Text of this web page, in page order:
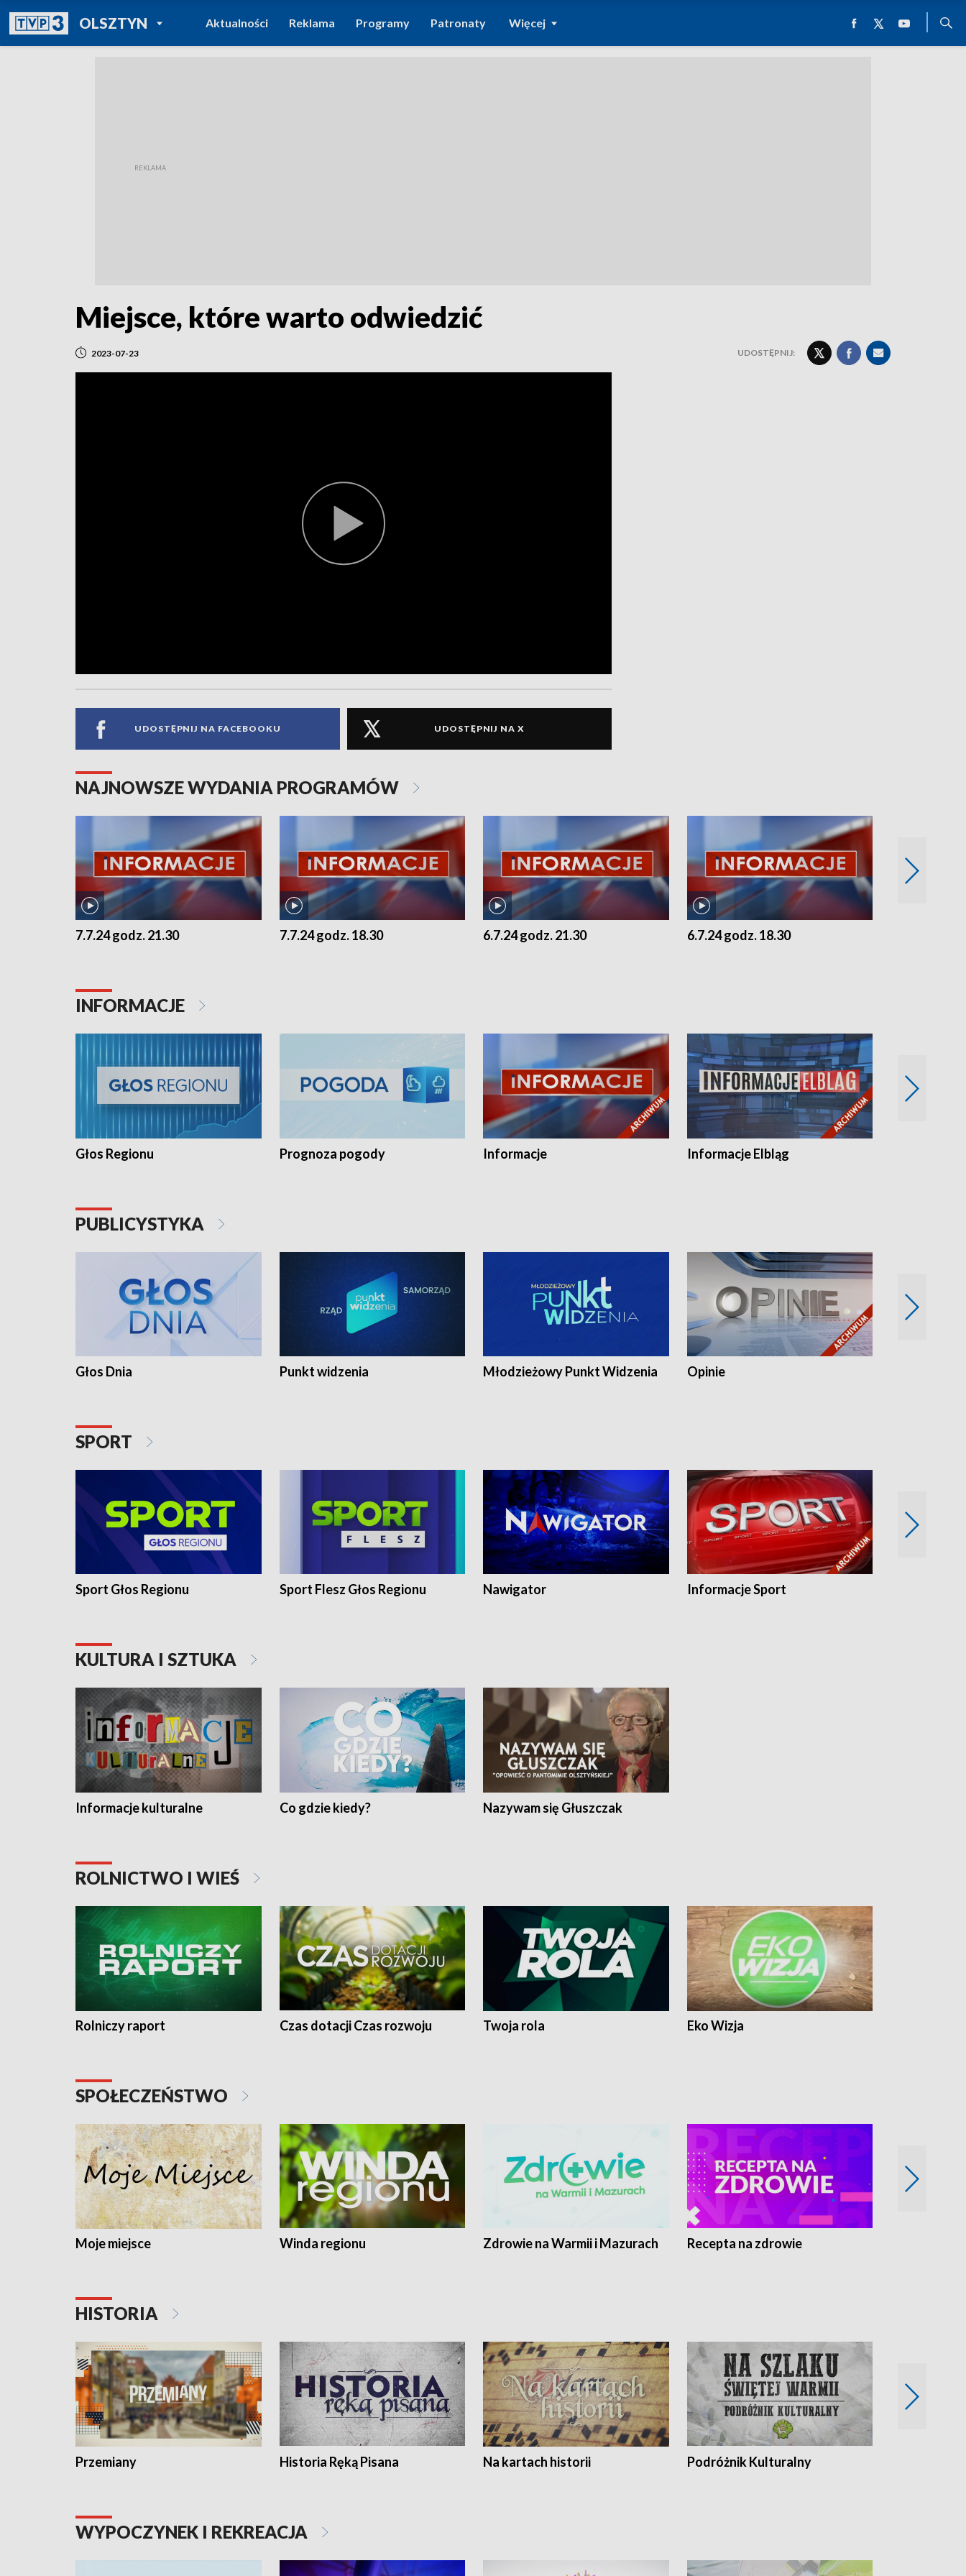
OLSZTYNPOWRÓT DO
TVP REGIONY
Aktualności Reklama Programy Patronaty Więcej
Miejsce, które warto odwiedzić
2023-07-23 UDOSTĘPNIJ:
UDOSTĘPNIJ NA FACEBOOKU UDOSTĘPNIJ NA X
NAJNOWSZE WYDANIA PROGRAMÓW
7.7.24 godz. 21.30 7.7.24 godz. 18.30 6.7.24 godz. 21.30 6.7.24 godz. 18.30
INFORMACJE
Głos Regionu Prognoza pogody Informacje Informacje Elbląg
PUBLICYSTYKA
Głos Dnia Punkt widzenia Młodzieżowy Punkt Widzenia Opinie
SPORT
Sport Głos Regionu Sport Flesz Głos Regionu Nawigator Informacje Sport
KULTURA I SZTUKA
Informacje kulturalne Co gdzie kiedy? Nazywam się Głuszczak
ROLNICTWO I WIEŚ
Rolniczy raport Czas dotacji Czas rozwoju Twoja rola Eko Wizja
SPOŁECZEŃSTWO
Moje miejsce Winda regionu Zdrowie na Warmii i Mazurach Recepta na zdrowie
HISTORIA
Przemiany Historia Ręką Pisana Na kartach historii Podróżnik Kulturalny
WYPOCZYNEK I REKREACJA